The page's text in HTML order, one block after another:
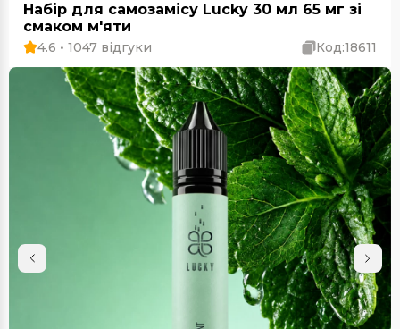
Набір для самозамісу Lucky 30 мл 65 мг зі
смаком м'яти
4.6 • 1047 відгуки Код:18611